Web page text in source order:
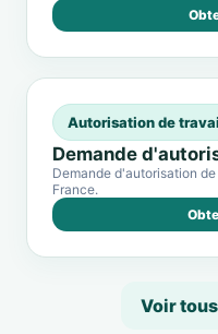
Autorisation de
Demande
Demande d'autorisation
France.
Voir